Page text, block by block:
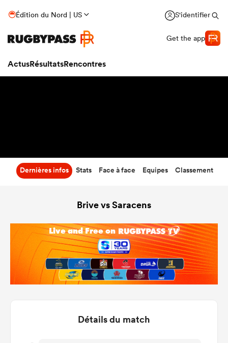
Édition du Nord | US S'identifier
Get the app
ActusRésultatsRencontres
Dernières infos Stats Face à face Equipes Classement
Brive vs Saracens
Détails du match